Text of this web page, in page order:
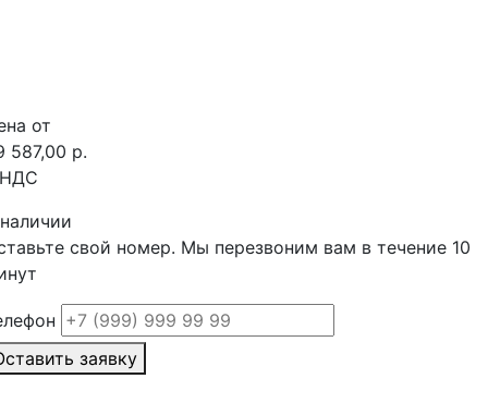
от
587,00 р.
свой номер. Мы перезвоним вам в течение 10
заявку